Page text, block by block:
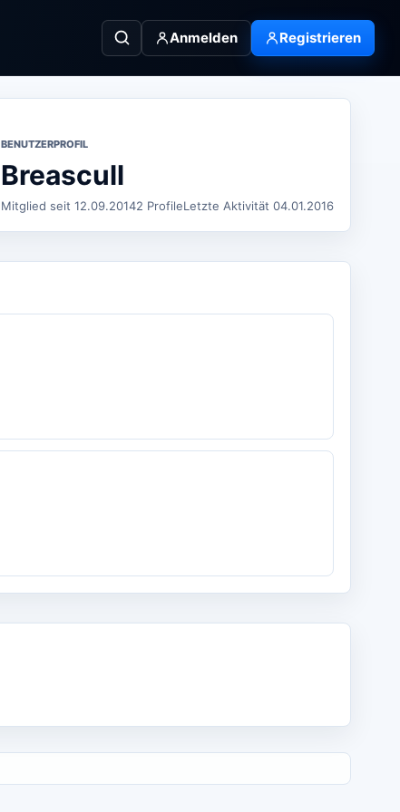
Anmelden Registrieren
BENUTZERPROFIL
Breascull
Mitglied seit 12.09.20142 ProfileLetzte Aktivität 04.01.2016